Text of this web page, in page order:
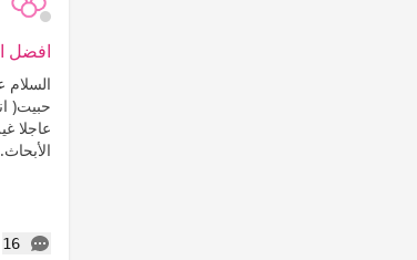
افضل
السلام
حبيت(
عاجلا
16